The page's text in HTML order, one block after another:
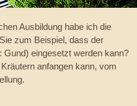
Ausbildung habe ich die
zum Beispiel, dass der
eingesetzt werden kann?
anfangen kann, vom